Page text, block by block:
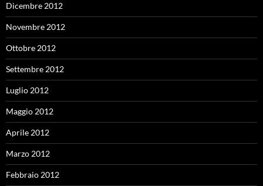
Dicembre 2012
Novembre 2012
Ottobre 2012
Settembre 2012
Luglio 2012
Maggio 2012
Aprile 2012
Marzo 2012
Febbraio 2012